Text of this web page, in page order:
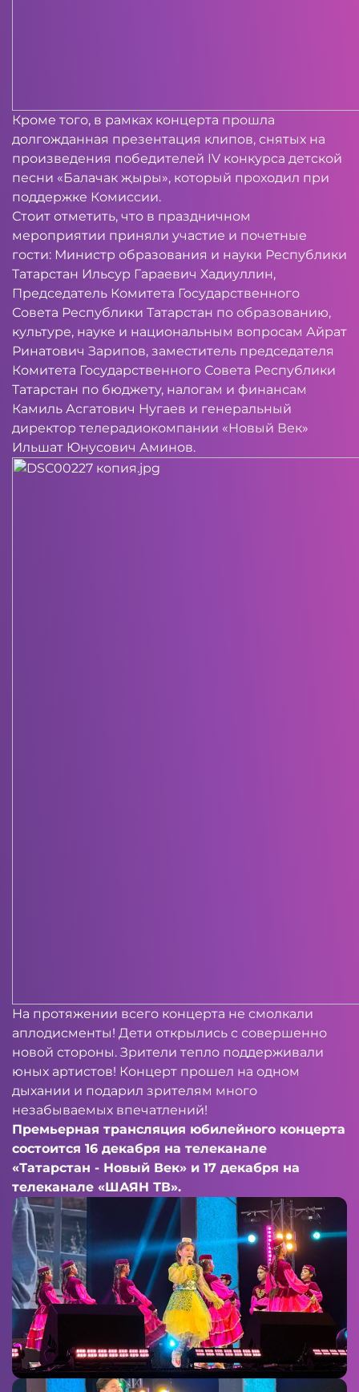
Кроме того, в рамках концерта прошла
долгожданная презентация клипов, снятых на
произведения победителей IV конкурса детской
песни «Балачак җыры», который проходил при
поддержке Комиссии.
Стоит отметить, что в праздничном
мероприятии приняли участие и почетные
гости: Министр образования и науки Республики
Татарстан Ильсур Гараевич Хадиуллин,
Председатель Комитета Государственного
Совета Республики Татарстан по образованию,
культуре, науке и национальным вопросам Айрат
Ринатович Зарипов, заместитель председателя
Комитета Государственного Совета Республики
Татарстан по бюджету, налогам и финансам
Камиль Асгатович Нугаев и генеральный
директор телерадиокомпании «Новый Век»
Ильшат Юнусович Аминов.
На протяжении всего концерта не смолкали
аплодисменты! Дети открылись с совершенно
новой стороны. Зрители тепло поддерживали
юных артистов! Концерт прошел на одном
дыхании и подарил зрителям много
незабываемых впечатлений!
Премьерная трансляция юбилейного концерта
состоится 16 декабря на телеканале
«Татарстан - Новый Век» и 17 декабря на
телеканале «ШАЯН ТВ».